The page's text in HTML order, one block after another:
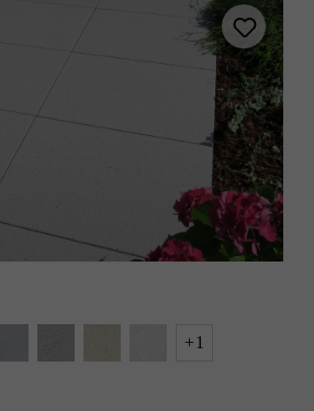
taupe árnyalt
vanília árnyalt
+1